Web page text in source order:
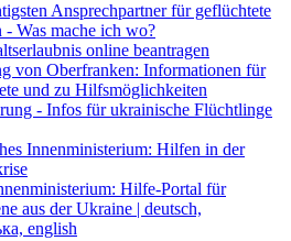
Ansprechpartner für geflüchtete
- Was mache ich wo?
online beantragen
von Oberfranken: Informationen für
und zu Hilfsmöglichkeiten
- Infos für ukrainische Flüchtlinge
Innenministerium: Hilfen in der
Hilfe-Portal für
aus der Ukraine | deutsch,
english